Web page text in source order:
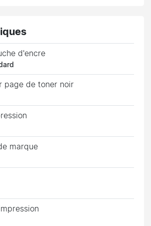
d'encre
page de toner noir
marque